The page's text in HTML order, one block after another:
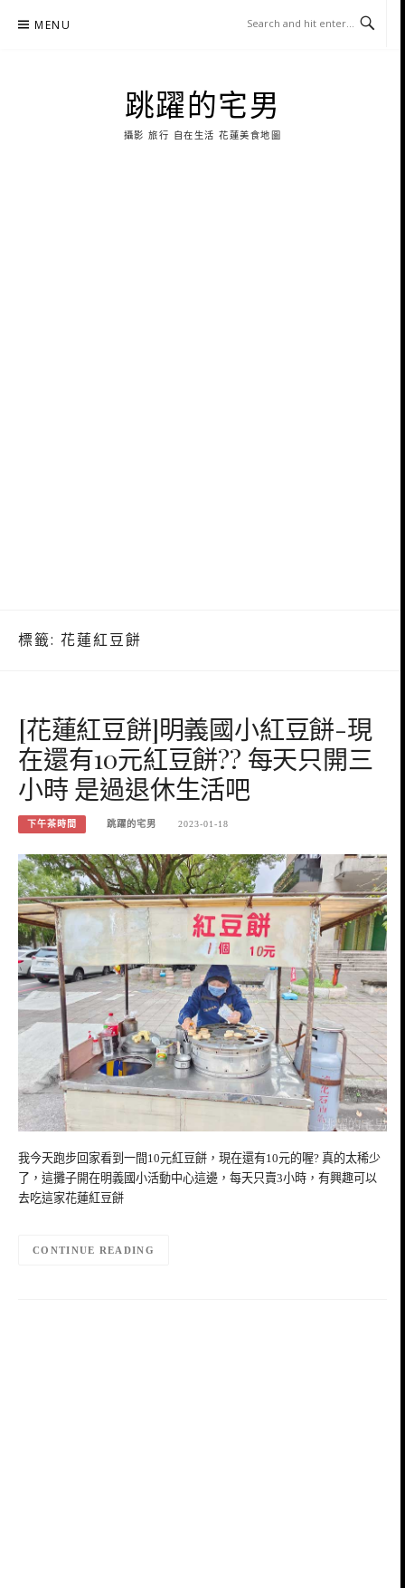
MENU
跳躍的宅男
攝影 旅行 自在生活 花蓮美食地圖
標籤: 花蓮紅豆餅
[花蓮紅豆餅]明義國小紅豆餅-現
在還有10元紅豆餅?? 每天只開三
小時 是過退休生活吧
下午茶時間 跳躍的宅男 2023-01-18
我今天跑步回家看到一間10元紅豆餅，現在還有10元的喔? 真的太稀少
了，這攤子開在明義國小活動中心這邊，每天只賣3小時，有興趣可以
去吃這家花蓮紅豆餅
CONTINUE READING